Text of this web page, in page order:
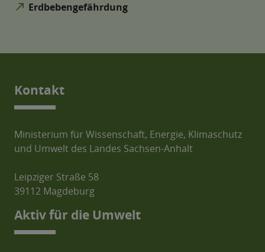
north_east Erdbebengefährdung
Kontakt
Ministerium für Wissenschaft, Energie, Klimaschutz
und Umwelt des Landes Sachsen-Anhalt
Leipziger Straße 58
39112 Magdeburg
Aktiv für die Umwelt